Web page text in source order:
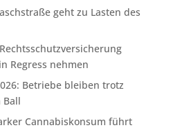
geht zu Lasten des
Regress nehmen
Betriebe bleiben trotz
Ball
Cannabiskonsum führt